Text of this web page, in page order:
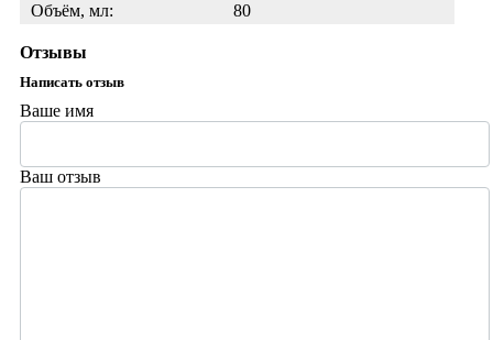
Объём, мл: 80
Отзывы
Написать отзыв
Ваше имя
Ваш отзыв